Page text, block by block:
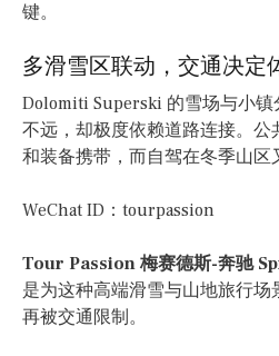
键。
多滑雪区联动，交通决定
Dolomiti Superski 的雪场与小
不远，却极度依赖道路连接。公
和装备携带，而自驾在冬季山区
WeChat ID：tourpassion
Tour Passion 梅赛德斯-奔驰
是为这种高端滑雪与山地旅行
再被交通限制。